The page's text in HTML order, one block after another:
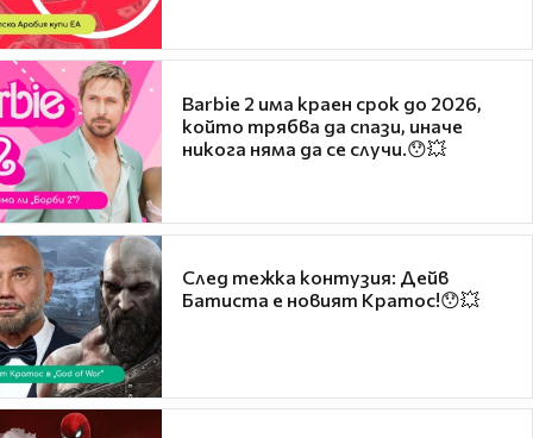
Barbie 2 има краен срок до 2026,
който трябва да спази, иначе
никога няма да се случи.😯💥
След тежка контузия: Дейв
Батиста е новият Кратос!😯💥